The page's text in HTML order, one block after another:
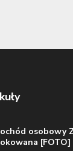
osobowy
[FOTO]